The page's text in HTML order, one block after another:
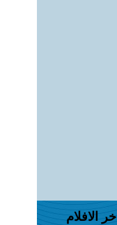
اخر الافلام